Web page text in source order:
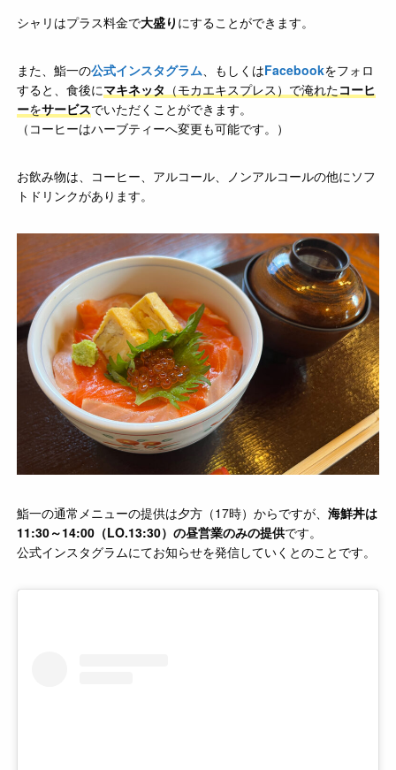
シャリはプラス料金で大盛り にすることができます。
また、鮨一の公式インスタグラム、もしくはFacebookをフォロ
すると、食後にマキネッタ （モカエキスプレス）で淹れたコーヒ
ーをサービスでいただくことができます。
（コーヒーはハーブティーへ変更も可能です。）
お飲み物は、コーヒー、アルコール、ノンアルコールの他にソフ
トドリンクがあります。
鮨一の通常メニューの提供は夕方（17時）からですが、海鮮丼は
11:30～14:00（LO.13:30）の昼営業のみの提供です。
公式インスタグラムにてお知らせを発信していくとのことです。